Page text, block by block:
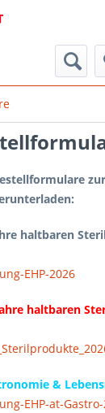
haltbaren
EHP-2026
haltbaren
&
EHP-at-